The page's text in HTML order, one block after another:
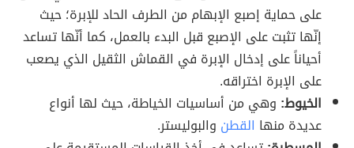
على حماية إصبع الإبهام من الطرف الحاد للإبرة؛ حيث
إنّها تثبت على الإصبع قبل البدء بالعمل، كما أنّها تساعد
أحياناً على إدخال الإبرة في القماش الثقيل الذي يصعب
على الإبرة اختراقه.
الخيوط: وهي من أساسيات الخياطة، حيث لها أنواع
عديدة منها القطن والبوليستر.